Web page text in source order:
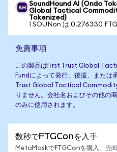
SoundHound AI (Ondo
Global Tactical
Tokenized)
1 SOUNon は 0.276330
免責事項
この製品はFirst Trust Global
Fundによって発行、後援、または
Trust Global Tactical
りません。会社名およびその他の
のみに使用されます。
数秒でFTGConを入手
MetaMaskでFTGConを購入、売